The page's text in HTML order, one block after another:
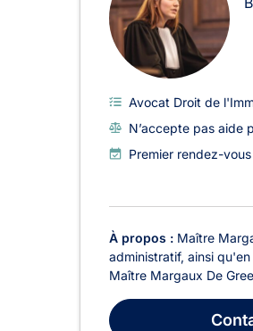
N
E
Avocat Droit de
N’accepte pas aide
Premier rendez-
À propos : Maître
administratif, ainsi
Maître Margaux De